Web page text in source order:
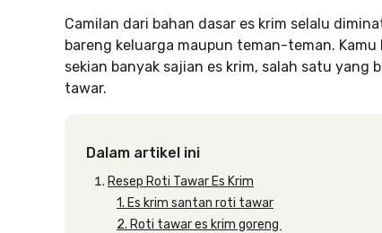
Camilan dari bahan dasar es krim selalu
bareng keluarga maupun teman-teman.
sekian banyak sajian es krim, salah satu yang
tawar.
Dalam artikel ini
Resep Roti Tawar Es Krim
1. Es krim santan roti tawar
2. Roti tawar es krim goreng